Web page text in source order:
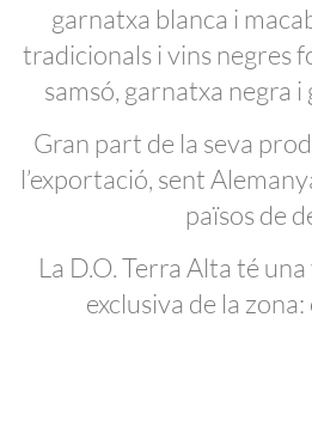
garnatxa blanca i
tradicionals i vins negres
samsó, garnatxa negra
Gran part de la seva
l’exportació, sent
països de
La D.O. Terra Alta té
exclusiva de la zona: